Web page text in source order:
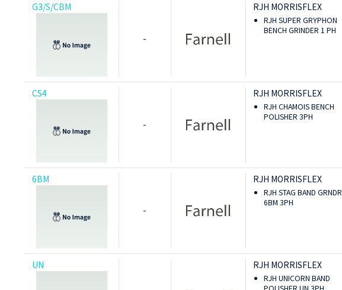
G3/S/CBM
-
RJH MORRISFLEX
RJH SUPER GRYPHON
BENCH GRINDER 1 PH
CS4
-
RJH MORRISFLEX
RJH CHAMOIS BENCH
POLISHER 3PH
6BM
-
RJH MORRISFLEX
RJH STAG BAND GRNDR
6BM 3PH
UN RJH MORRISFLEX
RJH UNICORN BAND